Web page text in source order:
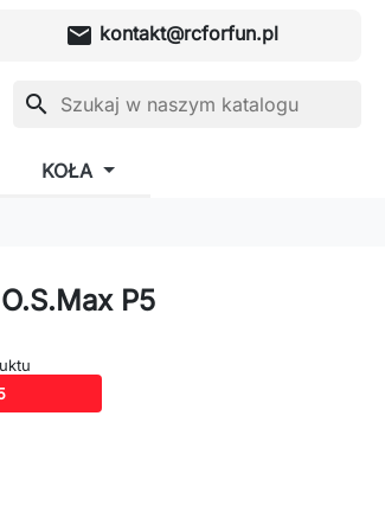
mail kontakt@rcforfun.pl
search
KOŁA
P5